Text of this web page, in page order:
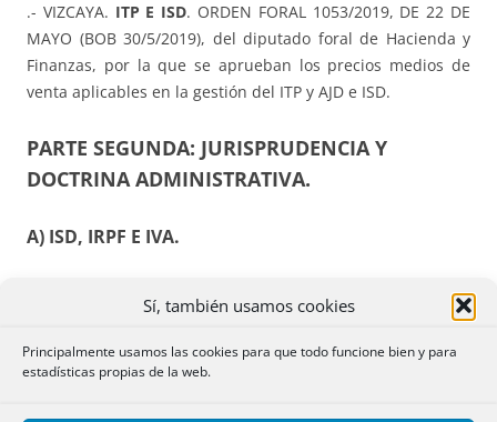
Sí, también usamos cookies
Principalmente usamos las cookies para que todo funcione bien y para
estadísticas propias de la web.
.- VIZCAYA. ITP E ISD. ORDEN FORAL 1053/2019, DE 22 DE
MAYO (BOB 30/5/2019), del diputado foral de Hacienda y
Finanzas, por la que se aprueban los precios medios de
venta aplicables en la gestión del ITP y AJD e ISD.
PARTE SEGUNDA: JURISPRUDENCIA Y
DOCTRINA ADMINISTRATIVA.
A) ISD, IRPF E IVA.
.- CONSULTA DGT V1176-19, DE 28/5/2019. ISD, IRPF e IVA:
régimen fiscal por las retribuciones que perciben de los
albaceas contadores-partidores cuando son abogados.